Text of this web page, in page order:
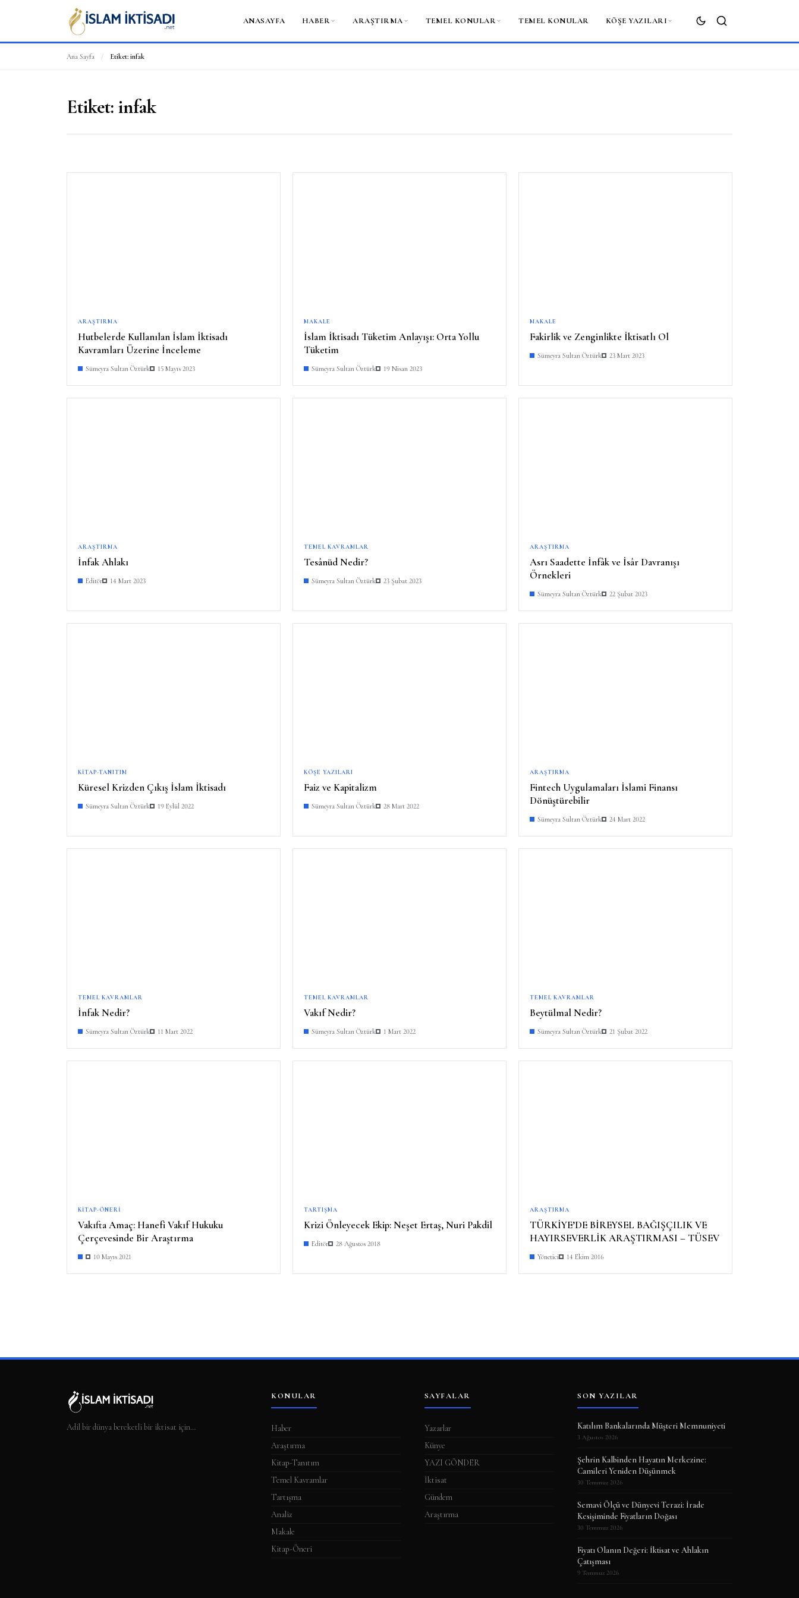
ANASAYFA HABER ARAŞTIRMA TEMEL KONULAR TEMEL KONULAR KÖŞE YAZILARI
ARA
Ana Sayfa / Etiket: infak
Etiket: infak
ARAŞTIRMA
Hutbelerde Kullanılan İslam İktisadı
Kavramları Üzerine İnceleme
Sümeyra Sultan Öztürk 15 Mayıs 2023
MAKALE
İslam İktisadı Tüketim Anlayışı: Orta Yollu
Tüketim
Sümeyra Sultan Öztürk 19 Nisan 2023
MAKALE
Fakirlik ve Zenginlikte İktisatlı Ol
Sümeyra Sultan Öztürk 23 Mart 2023
ARAŞTIRMA
İnfak Ahlakı
Editör 14 Mart 2023
TEMEL KAVRAMLAR
Tesânüd Nedir?
Sümeyra Sultan Öztürk 23 Şubat 2023
ARAŞTIRMA
Asrı Saadette İnfâk ve İsâr Davranışı
Örnekleri
Sümeyra Sultan Öztürk 22 Şubat 2023
KITAP-TANITIM
Küresel Krizden Çıkış İslam İktisadı
Sümeyra Sultan Öztürk 19 Eylül 2022
KÖŞE YAZILARI
Faiz ve Kapitalizm
Sümeyra Sultan Öztürk 28 Mart 2022
ARAŞTIRMA
Fintech Uygulamaları İslami Finansı
Dönüştürebilir
Sümeyra Sultan Öztürk 24 Mart 2022
TEMEL KAVRAMLAR
İnfak Nedir?
Sümeyra Sultan Öztürk 11 Mart 2022
TEMEL KAVRAMLAR
Vakıf Nedir?
Sümeyra Sultan Öztürk 1 Mart 2022
TEMEL KAVRAMLAR
Beytülmal Nedir?
Sümeyra Sultan Öztürk 21 Şubat 2022
KITAP-ÖNERI
Vakıfta Amaç: Hanefi Vakıf Hukuku
Çerçevesinde Bir Araştırma
10 Mayıs 2021
TARTIŞMA
Krizi Önleyecek Ekip: Neşet Ertaş, Nuri Pakdil
Editör 28 Ağustos 2018
ARAŞTIRMA
TÜRKİYE’DE BİREYSEL BAĞIŞÇILIK VE
HAYIRSEVERLİK ARAŞTIRMASI – TÜSEV
Yönetici 14 Ekim 2016
Adil bir dünya bereketli bir iktisat için…
KONULAR
Haber
Araştırma
Kitap-Tanıtım
Temel Kavramlar
Tartışma
Analiz
Makale
Kitap-Öneri
SAYFALAR
Yazarlar
Künye
YAZI GÖNDER
İktisat
Gündem
Araştırma
SON YAZILAR
Katılım Bankalarında Müşteri Memnuniyeti
3 Ağustos 2026
Şehrin Kalbinden Hayatın Merkezine:
Camileri Yeniden Düşünmek
30 Temmuz 2026
Semavi Ölçü ve Dünyevi Terazi: İrade
Kesişiminde Fiyatların Doğası
30 Temmuz 2026
Fiyatı Olanın Değeri: İktisat ve Ahlakın
Çatışması
9 Temmuz 2026